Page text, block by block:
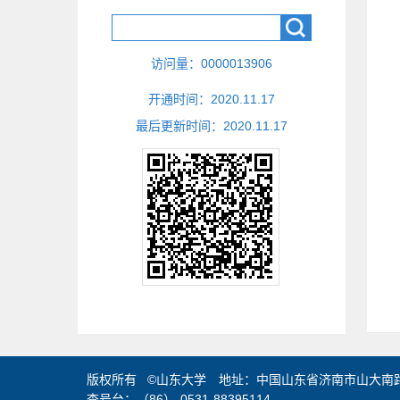
访问量： 0000013906
开通时间： 2020 11 17
最后更新时间： 2020 11 17
版权所有 ©山东大学 地址：中国山东省济南市山大